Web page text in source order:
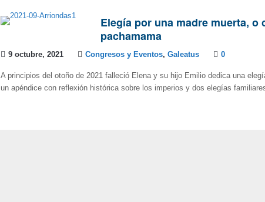
Elegía por una madre muerta, o
pachamama
9 octubre, 2021 Congresos y Eventos, Galeatus 0
A principios del otoño de 2021 falleció Elena y su hijo Emilio dedica una
un apéndice con reflexión histórica sobre los imperios y dos elegías